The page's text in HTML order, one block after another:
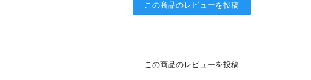
この商品のレビューを投稿
この商品のレビューを投稿